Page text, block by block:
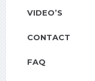
VIDEO’S
CONTACT
FAQ